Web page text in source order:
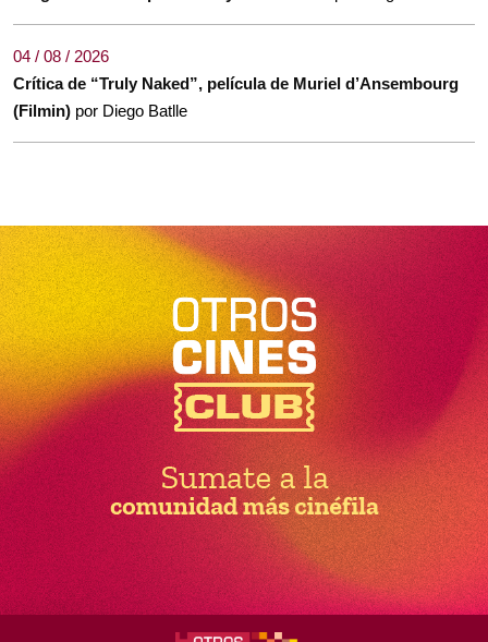
04 / 08 / 2026
Crítica de “Truly Naked”, película de Muriel d’Ansembourg
(Filmin) por Diego Batlle